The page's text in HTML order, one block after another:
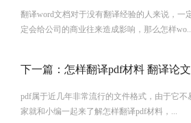
翻译word文档对于没有翻译经验的人来说，
定会给公司的商业往来造成影响，那么怎样
下一篇： 怎样翻译pdf材料 翻译论
pdf属于近几年非常流行的文件格式，由于它
家就和小编一起来了解怎样翻译pdf材料，...